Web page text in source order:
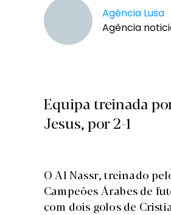
Agência Lusa
Agência
Equipa treinada
Jesus, por 2-1
O Al Nassr, treinado
Campeões Árabes de
com dois golos de